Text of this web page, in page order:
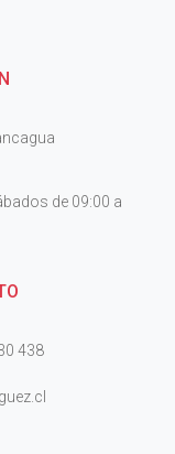
de 09:00 a
438